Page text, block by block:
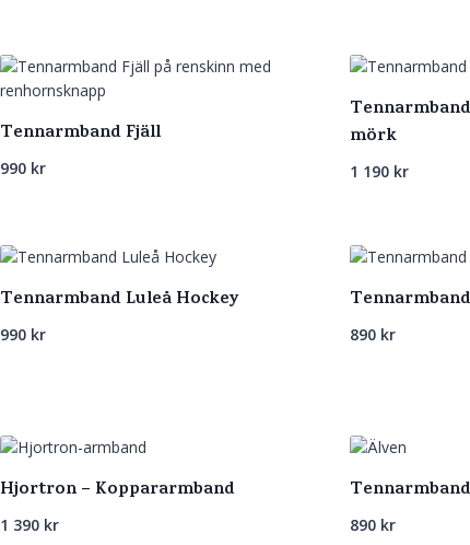
Tennarmband Fjäll
990 kr
mörk
1 190 kr
Tennarmband Luleå Hockey
990 kr 890 kr
Hjortron – Koppararmband
1 390 kr 890 kr